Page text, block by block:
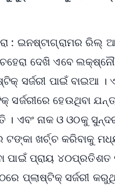
: ଇନଷ୍ଟାଗ୍ରାମର
ଦେଖି ଏବେ
ସର୍ଜରୀ ପାଇଁ ବାଇଆ ।
ସର୍ଜରୀରେ ହେଉଥିବା
। ଏବଂ ନାକ ଓ ଓଠକୁ
ଟଙ୍କା ଖର୍ଚ୍ଚ କରିବାକୁ
ପାଇଁ ପ୍ରାୟ
ପ୍ଲାଷ୍ଟିକ୍ ସର୍ଜରୀ